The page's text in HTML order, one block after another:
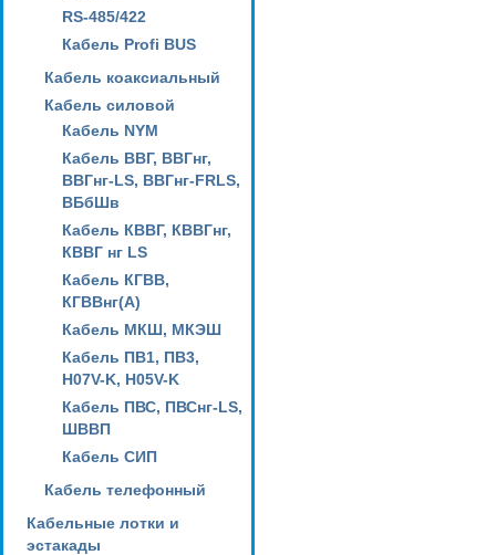
RS-485/422
Кабель Profi BUS
Кабель коаксиальный
Кабель силовой
Кабель NYM
Кабель ВВГ, ВВГнг,
ВВГнг-LS, ВВГнг-FRLS,
ВБбШв
Кабель КВВГ, КВВГнг,
КВВГ нг LS
Кабель КГВВ,
КГВВнг(А)
Кабель МКШ, МКЭШ
Кабель ПВ1, ПВ3,
H07V-K, H05V-K
Кабель ПВС, ПВСнг-LS,
ШВВП
Кабель СИП
Кабель телефонный
Кабельные лотки и
эстакады